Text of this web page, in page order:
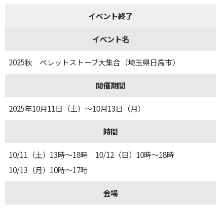
イベント終了
イベント名
2025秋 ペレットストーブ大集合（埼玉県日高市）
開催期間
2025年10月11日（土）～10月13日（月）
時間
10/11（土）13時～18時 10/12（日）10時～18時
10/13（月）10時～17時
会場